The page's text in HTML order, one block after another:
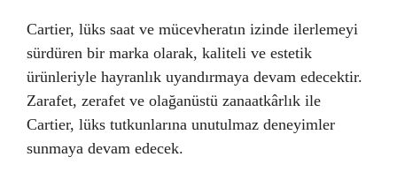
Cartier, lüks saat ve mücevheratın izinde ilerlemeyi
sürdüren bir marka olarak, kaliteli ve estetik
ürünleriyle hayranlık uyandırmaya devam edecektir.
Zarafet, zerafet ve olağanüstü zanaatkârlık ile
Cartier, lüks tutkunlarına unutulmaz deneyimler
sunmaya devam edecek.